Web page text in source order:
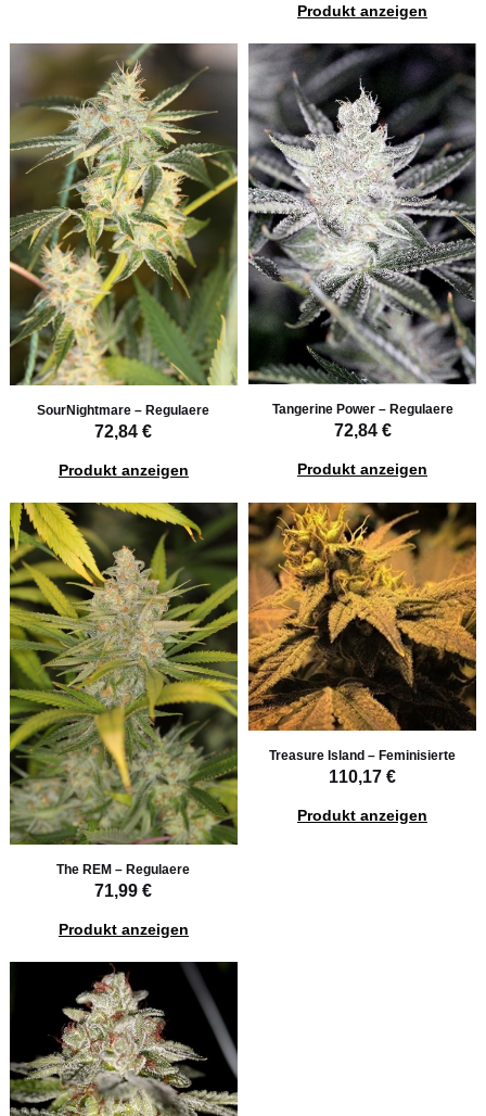
Produkt anzeigen
SourNightmare – Regulaere
72,84 €
Produkt anzeigen
Tangerine Power – Regulaere
72,84 €
Produkt anzeigen
The REM – Regulaere
71,99 €
Produkt anzeigen
Treasure Island – Feminisierte
110,17 €
Produkt anzeigen